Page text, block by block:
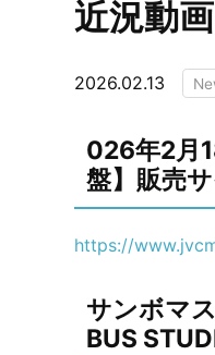
近況動
2026.02.13
026年2月
盤】販売
https://
サンボマ
BUS